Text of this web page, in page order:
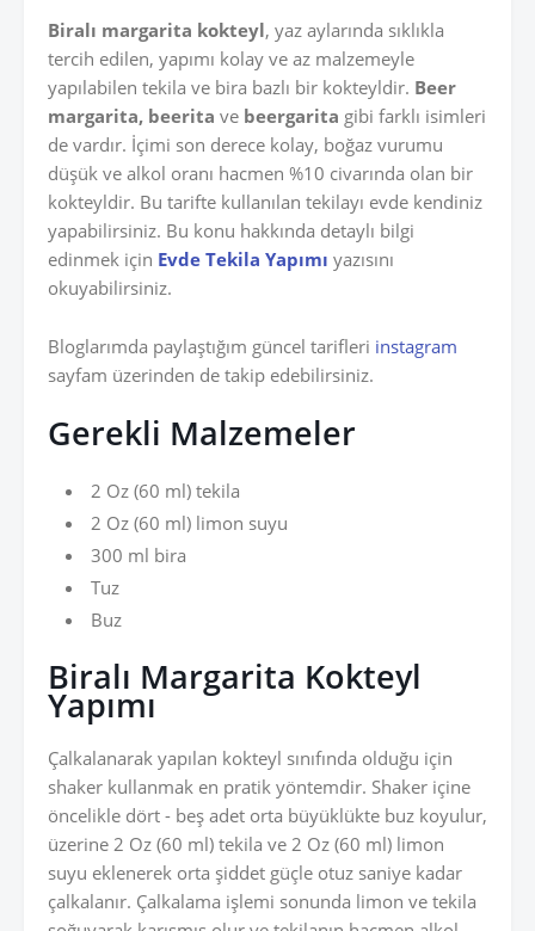
Biralı margarita kokteyl, yaz aylarında sıklıkla
tercih edilen, yapımı kolay ve az malzemeyle
yapılabilen tekila ve bira bazlı bir kokteyldir. Beer
margarita, beerita ve beergarita gibi farklı isimleri
de vardır. İçimi son derece kolay, boğaz vurumu
düşük ve alkol oranı hacmen %10 civarında olan bir
kokteyldir. Bu tarifte kullanılan tekilayı evde kendiniz
yapabilirsiniz. Bu konu hakkında detaylı bilgi
edinmek için Evde Tekila Yapımı yazısını
okuyabilirsiniz.
Bloglarımda paylaştığım güncel tarifleri instagram
sayfam üzerinden de takip edebilirsiniz.
Gerekli Malzemeler
2 Oz (60 ml) tekila
2 Oz (60 ml) limon suyu
300 ml bira
Tuz
Buz
Biralı Margarita Kokteyl
Yapımı
Çalkalanarak yapılan kokteyl sınıfında olduğu için
shaker kullanmak en pratik yöntemdir. Shaker içine
öncelikle dört - beş adet orta büyüklükte buz koyulur,
üzerine 2 Oz (60 ml) tekila ve 2 Oz (60 ml) limon
suyu eklenerek orta şiddet güçle otuz saniye kadar
çalkalanır. Çalkalama işlemi sonunda limon ve tekila